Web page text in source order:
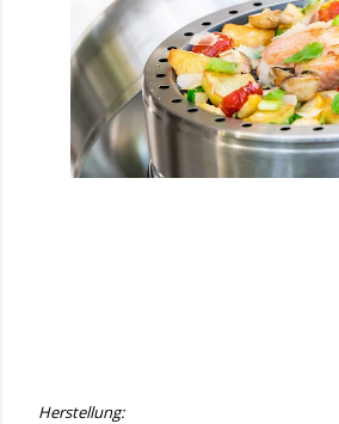
Herstellung: